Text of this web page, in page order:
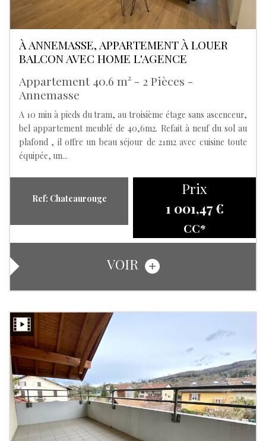
À ANNEMASSE, APPARTEMENT À LOUER
BALCON AVEC HOME L'AGENCE
Appartement 40.6 m² - 2 Pièces -
Annemasse
A 10 min à pieds du tram, au troisième étage sans ascenceur,
bel appartement meublé de 40,6m2. Refait à neuf du sol au
plafond , il offre un beau séjour de 21m2 avec cuisine toute
équipée, un...
Ref: Chateaurouge
Prix
1 001,47 €
CC*
VOIR